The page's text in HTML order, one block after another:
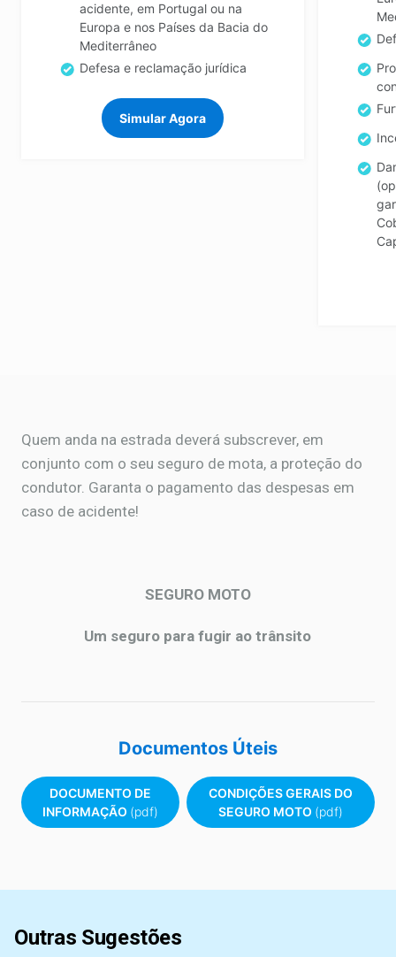
acidente, em Portugal ou na
Europa e nos Países da Bacia do
Mediterrâneo
Defesa e reclamação jurídica
Simular Agora
Quem anda na estrada deverá subscrever, em
conjunto com o seu seguro de mota, a proteção do
condutor. Garanta o pagamento das despesas em
caso de acidente!
SEGURO MOTO
Um seguro para fugir ao trânsito
Documentos Úteis
DOCUMENTO DE
INFORMAÇÃO (pdf)
CONDIÇÕES GERAIS DO
SEGURO MOTO (pdf)
Outras Sugestões